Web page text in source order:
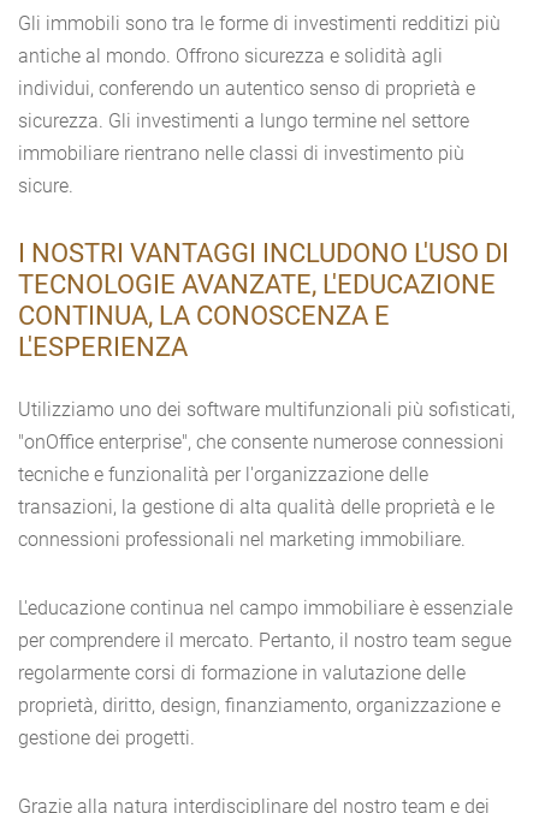
Gli immobili sono tra le forme di investimenti redditizi più
antiche al mondo. Offrono sicurezza e solidità agli
individui, conferendo un autentico senso di proprietà e
sicurezza. Gli investimenti a lungo termine nel settore
immobiliare rientrano nelle classi di investimento più
sicure.
I NOSTRI VANTAGGI INCLUDONO L'USO DI
TECNOLOGIE AVANZATE, L'EDUCAZIONE
CONTINUA, LA CONOSCENZA E
L'ESPERIENZA
Utilizziamo uno dei software multifunzionali più sofisticati,
"onOffice enterprise", che consente numerose connessioni
tecniche e funzionalità per l'organizzazione delle
transazioni, la gestione di alta qualità delle proprietà e le
connessioni professionali nel marketing immobiliare.
L'educazione continua nel campo immobiliare è essenziale
per comprendere il mercato. Pertanto, il nostro team segue
regolarmente corsi di formazione in valutazione delle
proprietà, diritto, design, finanziamento, organizzazione e
gestione dei progetti.
Grazie alla natura interdisciplinare del nostro team e dei